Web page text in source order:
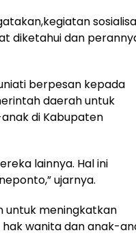
diketahui dan
berpesan kepada
daerah untuk
di Kabupaten
lainnya. Hal ini
ujarnya.
untuk meningkatkan
wanita dan anak-